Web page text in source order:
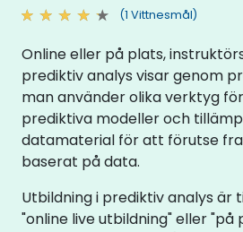
(1 Vittnesmål)
Online eller på plats,
prediktiv analys visar genom
man använder olika verktyg
prediktiva modeller och
datamaterial för att förutse
baserat på data.
Utbildning i prediktiv analys är
"online live utbildning" eller "på